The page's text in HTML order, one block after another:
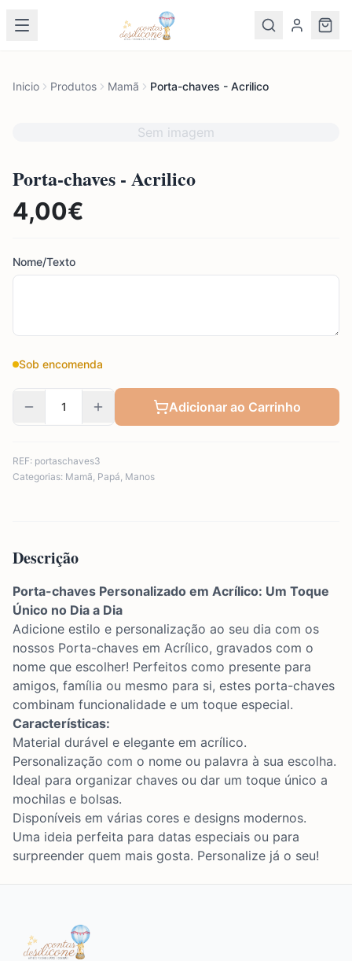
Inicio Produtos Mamã Porta-chaves - Acrilico
Sem imagem
Porta-chaves - Acrilico
4,00€
Nome/Texto
Sob encomenda
Adicionar ao Carrinho
REF: portaschaves3
Categorias: Mamã, Papá, Manos
Descrição
Porta-chaves Personalizado em Acrílico: Um Toque
Único no Dia a Dia
Adicione estilo e personalização ao seu dia com os
nossos Porta-chaves em Acrílico, gravados com o
nome que escolher! Perfeitos como presente para
amigos, família ou mesmo para si, estes porta-chaves
combinam funcionalidade e um toque especial.
Características:
Material durável e elegante em acrílico.
Personalização com o nome ou palavra à sua escolha.
Ideal para organizar chaves ou dar um toque único a
mochilas e bolsas.
Disponíveis em várias cores e designs modernos.
Uma ideia perfeita para datas especiais ou para
surpreender quem mais gosta. Personalize já o seu!